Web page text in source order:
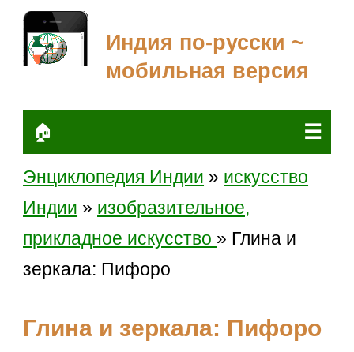
Индия по-русски ~
мобильная версия
🏠 ☰
Энциклопедия Индии » искусство
Индии » изобразительное,
прикладное искусство » Глина и
зеркала: Пифоро
Глина и зеркала: Пифоро